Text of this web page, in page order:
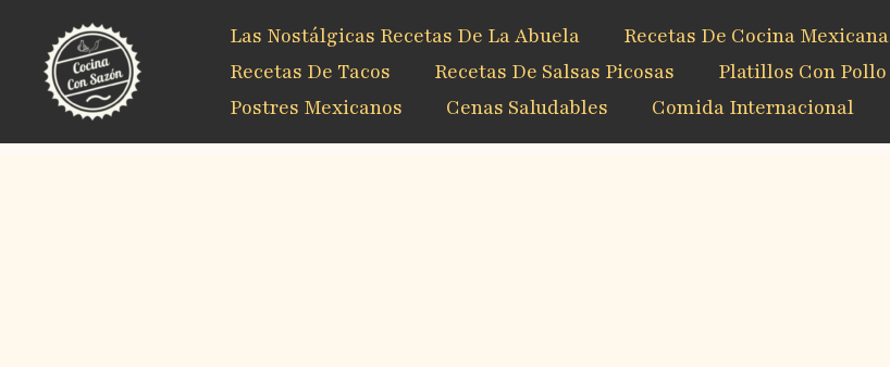
contenido
Las Nostálgicas Recetas De La Abuela Recetas De Cocina Mexicana
Recetas De Tacos
Recetas De Salsas Picosas Platillos Con Pollo
Postres Mexicanos
Cenas Saludables Comida Internacional